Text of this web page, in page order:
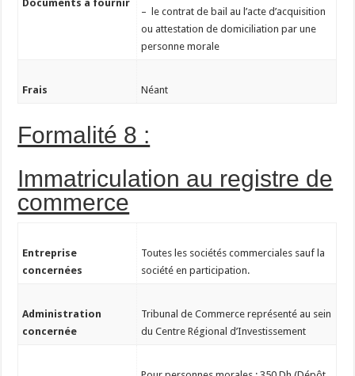
Documents à fournir
– le contrat de bail au l’acte d’acquisition
ou attestation de domiciliation par une
personne morale
Frais Néant
Formalité 8 :
Immatriculation au registre de
commerce
Entreprise
concernées
Toutes les sociétés commerciales sauf la
société en participation.
Administration
concernée
Tribunal de Commerce représenté au sein
du Centre Régional d’Investissement